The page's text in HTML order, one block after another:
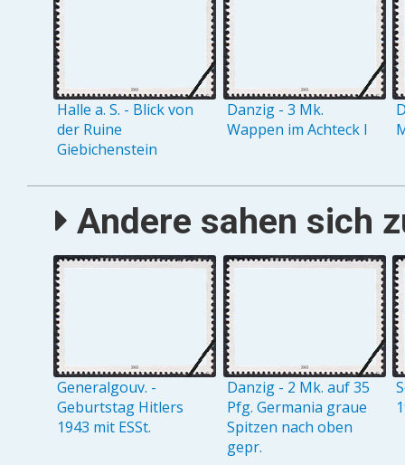
Halle a. S. - Blick von
der Ruine
Giebichenstein
Danzig - 3 Mk.
Wappen im Achteck I
Andere sahen sich
Generalgouv. -
Geburtstag Hitlers
1943 mit ESSt.
Danzig - 2 Mk. auf 35
Pfg. Germania graue
Spitzen nach oben
gepr.